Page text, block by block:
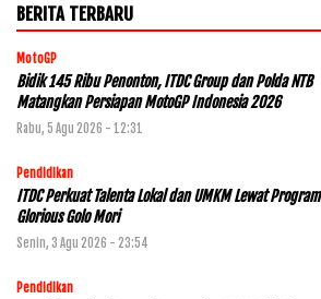
BERITA TERBARU
MotoGP
Bidik 145 Ribu Penonton, ITDC Group dan Polda NTB
Matangkan Persiapan MotoGP Indonesia 2026
Rabu, 5 Agu 2026 - 12:31
Pendidikan
ITDC Perkuat Talenta Lokal dan UMKM Lewat Program
Glorious Golo Mori
Senin, 3 Agu 2026 - 23:54
Pendidikan